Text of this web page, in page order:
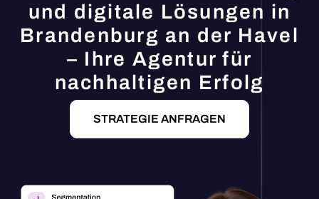
und digitale Lösungen in
Brandenburg an der Havel
– Ihre Agentur für
nachhaltigen Erfolg
STRATEGIE ANFRAGEN